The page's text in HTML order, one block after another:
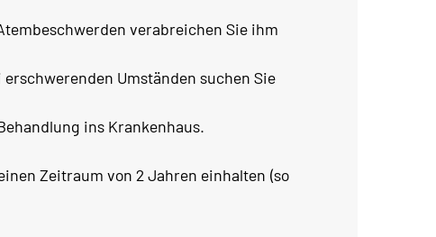
verabreichen Sie ihm
Umständen suchen Sie
ins Krankenhaus.
Zeitraum von 2 Jahren einhalten (so